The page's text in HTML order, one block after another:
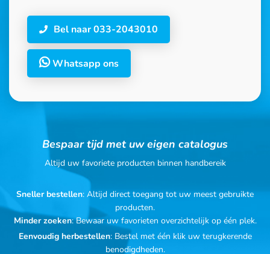
Bel naar 033-2043010
Whatsapp ons
Bespaar tijd met uw eigen catalogus
Altijd uw favoriete producten binnen handbereik
Sneller bestellen: Altijd direct toegang tot uw meest gebruikte
producten.
Minder zoeken: Bewaar uw favorieten overzichtelijk op één plek.
Eenvoudig herbestellen: Bestel met één klik uw terugkerende
benodigdheden.